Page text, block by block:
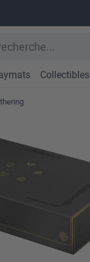
Collectibles